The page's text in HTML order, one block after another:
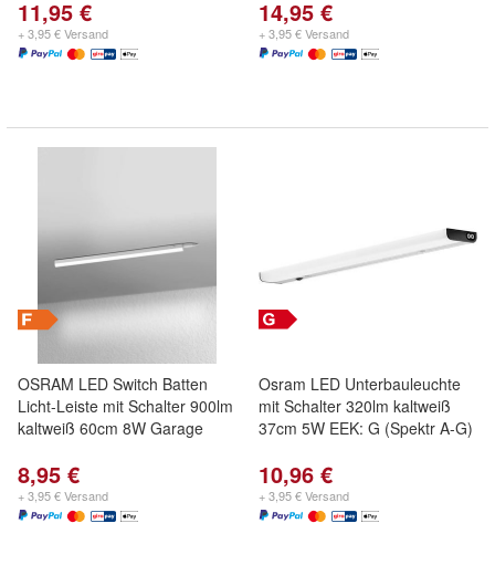
11,95 €
+ 3,95 € Versand
14,95 €
+ 3,95 € Versand
OSRAM LED Switch Batten
Licht-Leiste mit Schalter 900lm
kaltweiß 60cm 8W Garage
8,95 €
+ 3,95 € Versand
Osram LED Unterbauleuchte
mit Schalter 320lm kaltweiß
37cm 5W EEK: G (Spektr A-G)
10,96 €
+ 3,95 € Versand